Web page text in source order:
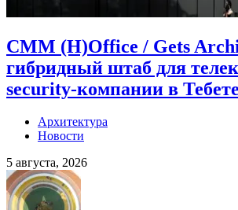
CMM (H)Office / Gets
гибридный штаб для
security-компании в Тебете
Архитектура
Новости
5 августа, 2026